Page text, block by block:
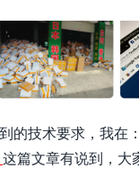
的技术要求，我在：
这篇文章有说到，大